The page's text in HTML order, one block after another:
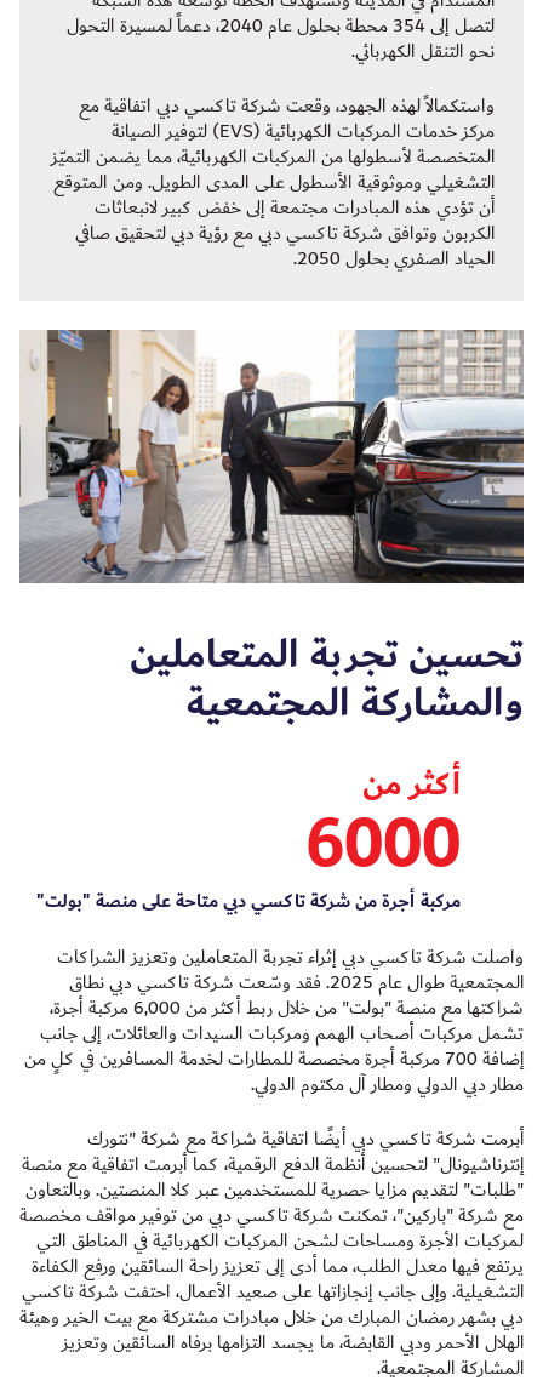
لتصل إلى 354 محطة بحلول عام 2040، دعماً لمسيرة التحول
نحو التنقل الكهربائي.
واستكمالاً لهذه الجهود، وقعت شركة تاكسي دبي اتفاقية مع
مركز خدمات المركبات الكهربائية (EVS) لتوفير الصيانة
المتخصصة لأسطولها من المركبات الكهربائية، مما يضمن التميّز
التشغيلي وموثوقية الأسطول على المدى الطويل. ومن المتوقع
أن تؤدي هذه المبادرات مجتمعة إلى خفض كبير لانبعاثات
الكربون وتوافق شركة تاكسي دبي مع رؤية دبي لتحقيق صافي
الحياد الصفري بحلول 2050.
تحسين تجربة المتعاملين
والمشاركة المجتمعية
أكثر من
6000
مركبة أجرة من شركة تاكسي دبي متاحة على منصة "بولت"
واصلت شركة تاكسي دبي إثراء تجربة المتعاملين وتعزيز الشراكات
المجتمعية طوال عام 2025. فقد وسّعت شركة تاكسي دبي نطاق
شراكتها مع منصة "بولت" من خلال ربط أكثر من 6,000 مركبة أجرة،
تشمل مركبات أصحاب الهمم ومركبات السيدات والعائلات، إلى جانب
إضافة 700 مركبة أجرة مخصصة للمطارات لخدمة المسافرين في كلٍ من
مطار دبي الدولي ومطار آل مكتوم الدولي.
أبرمت شركة تاكسي دبي أيضًا اتفاقية شراكة مع شركة "نتورك
إنترناشيونال" لتحسين أنظمة الدفع الرقمية، كما أبرمت اتفاقية مع منصة
"طلبات" لتقديم مزايا حصرية للمستخدمين عبر كلا المنصتين. وبالتعاون
مع شركة "باركين"، تمكنت شركة تاكسي دبي من توفير مواقف مخصصة
لمركبات الأجرة ومساحات لشحن المركبات الكهربائية في المناطق التي
يرتفع فيها معدل الطلب، مما أدى إلى تعزيز راحة السائقين ورفع الكفاءة
التشغيلية. وإلى جانب إنجازاتها على صعيد الأعمال، احتفت شركة تاكسي
دبي بشهر رمضان المبارك من خلال مبادرات مشتركة مع بيت الخير وهيئة
الهلال الأحمر ودبي القابضة، ما يجسد التزامها برفاه السائقين وتعزيز
المشاركة المجتمعية.